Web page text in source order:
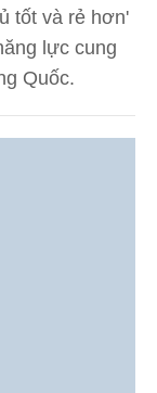
tốt và rẻ hơn'
lực cung
Quốc.